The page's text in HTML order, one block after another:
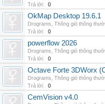
Trả lời:
0
OkMap Desktop 19.6.1
Drograms Thông gió thông
Trả lời:
0
powerflow 2026
Drograms Thông gió thông
Trả lời:
0
Octave Forte 3DWorx
Drograms Thông gió thông
Trả lời:
0
CemVision v4.0